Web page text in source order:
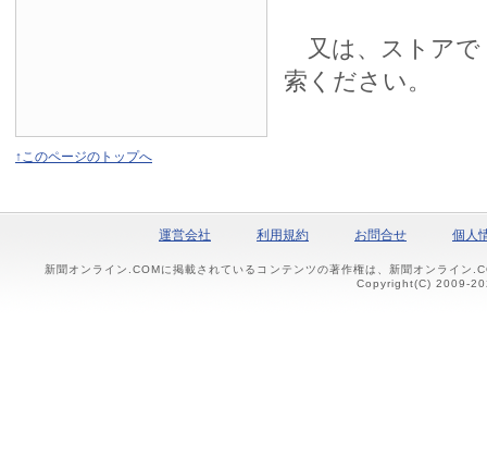
又は、ストアで
索ください。
↑このページのトップへ
運営会社 利用規約 お問合せ 個人
新聞オンライン.COMに掲載されているコンテンツの著作権は、新聞オンライン
Copyright(C) 2009-